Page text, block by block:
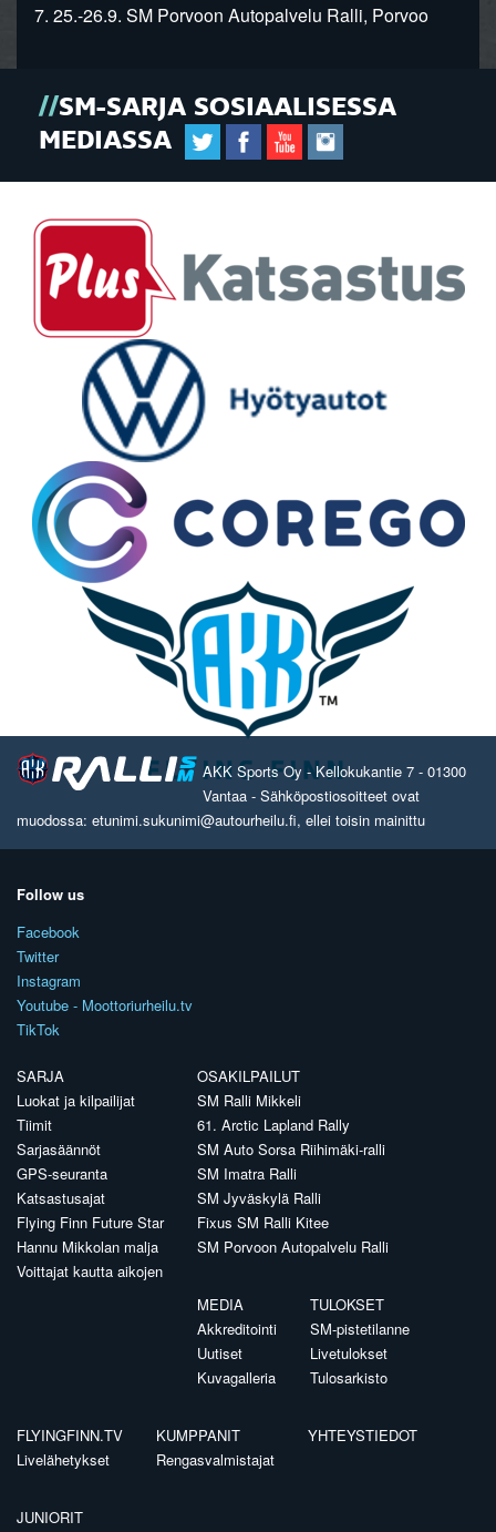
7. 25.-26.9. SM Porvoon Autopalvelu Ralli, Porvoo
SM-SARJA SOSIAALISESSA
MEDIASSA
AKK Sports Oy - Kellokukantie 7 - 01300
Vantaa - Sähköpostiosoitteet ovat
muodossa: etunimi.sukunimi@autourheilu.fi, ellei toisin mainittu
Follow us
Facebook
Twitter
Instagram
Youtube - Moottoriurheilu.tv
TikTok
SARJA
Luokat ja kilpailijat
Tiimit
Sarjasäännöt
GPS-seuranta
Katsastusajat
Flying Finn Future Star
Hannu Mikkolan malja
Voittajat kautta aikojen
OSAKILPAILUT
SM Ralli Mikkeli
61. Arctic Lapland Rally
SM Auto Sorsa Riihimäki-ralli
SM Imatra Ralli
SM Jyväskylä Ralli
Fixus SM Ralli Kitee
SM Porvoon Autopalvelu Ralli
MEDIA
Akkreditointi
Uutiset
Kuvagalleria
TULOKSET
SM-pistetilanne
Livetulokset
Tulosarkisto
FLYINGFINN.TV
Livelähetykset
KUMPPANIT
Rengasvalmistajat
YHTEYSTIEDOT
JUNIORIT